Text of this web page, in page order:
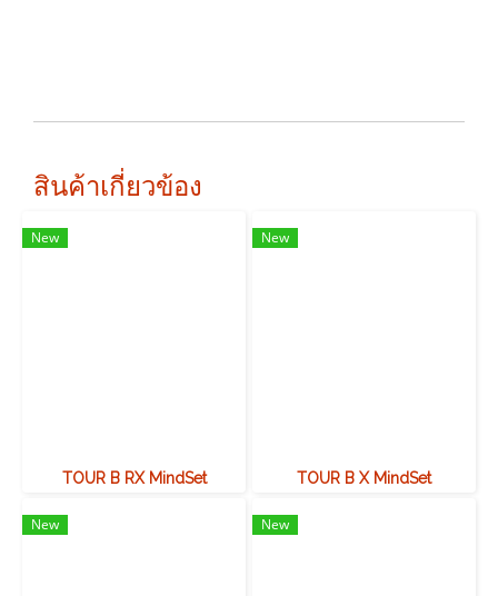
สินค้าเกี่ยวข้อง
New
TOUR B RX MindSet
New
TOUR B X MindSet
New New